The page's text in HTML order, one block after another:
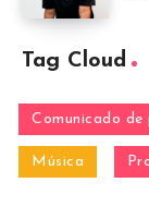
Tag Cloud
Comunicado de
Música